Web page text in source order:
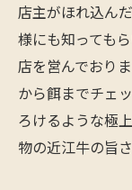
店主がほれ込ん
様にも知っても
店を営んでおり
から餌までチェ
ろけるような極
物の近江牛の旨